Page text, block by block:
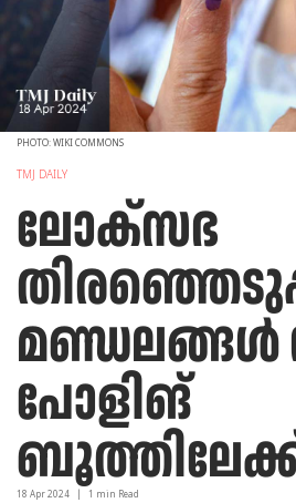
PHOTO: WIKI COMMONS
TMJ DAILY
ലോക്‌സഭ
മണ്ഡലങ്ങള്‍
പോളിങ്
18 Apr 2024 1 min Read